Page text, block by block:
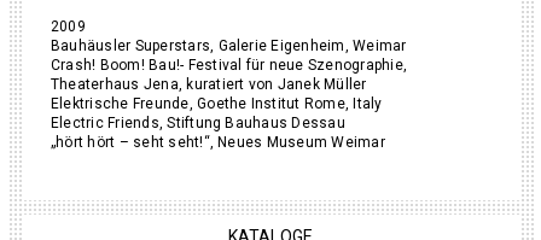
2009
Bauhäusler Superstars, Galerie Eigenheim, Weimar
Crash! Boom! Bau!- Festival für neue Szenographie,
Theaterhaus Jena, kuratiert von Janek Müller
Elektrische Freunde, Goethe Institut Rome, Italy
Electric Friends, Stiftung Bauhaus Dessau
„hört hört – seht seht!“, Neues Museum Weimar